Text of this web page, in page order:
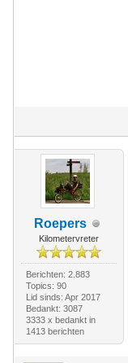
Roepers
Kilometervreter
Berichten: 2.883
Topics: 90
Lid sinds: Apr 2017
Bedankt: 3087
3333 x bedankt in
1413 berichten